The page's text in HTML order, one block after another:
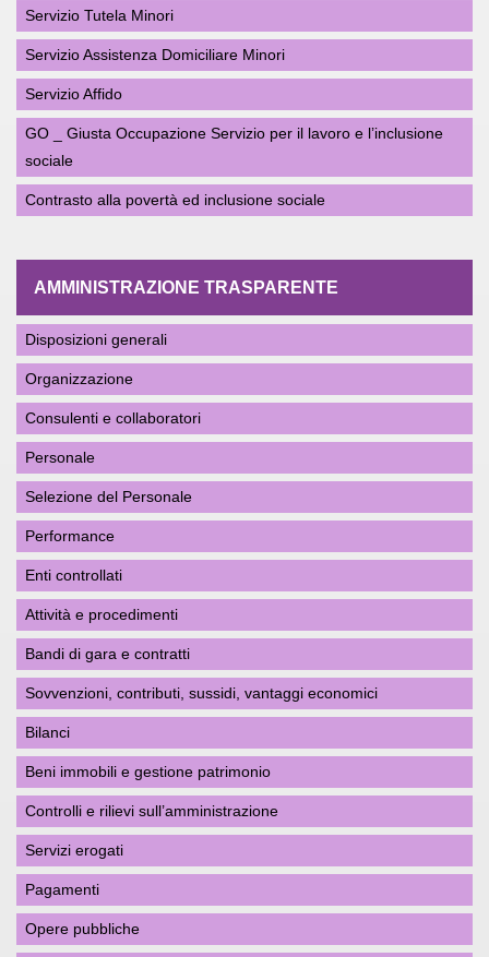
Servizio Tutela Minori
Servizio Assistenza Domiciliare Minori
Servizio Affido
GO _ Giusta Occupazione Servizio per il lavoro e l’inclusione
sociale
Contrasto alla povertà ed inclusione sociale
AMMINISTRAZIONE TRASPARENTE
Disposizioni generali
Organizzazione
Consulenti e collaboratori
Personale
Selezione del Personale
Performance
Enti controllati
Attività e procedimenti
Bandi di gara e contratti
Sovvenzioni, contributi, sussidi, vantaggi economici
Bilanci
Beni immobili e gestione patrimonio
Controlli e rilievi sull’amministrazione
Servizi erogati
Pagamenti
Opere pubbliche